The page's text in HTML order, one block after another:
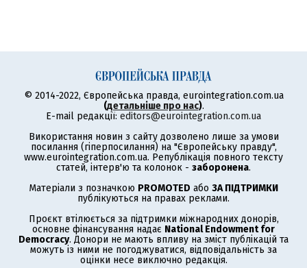
© 2014-2022, Європейська правда, eurointegration.com.ua
(детальніше про нас).
E-mail редакції: editors@eurointegration.com.ua
Використання новин з сайту дозволено лише за умови
посилання (гіперпосилання) на "Європейську правду",
www.eurointegration.com.ua. Републікація повного тексту
статей, інтерв'ю та колонок - заборонена.
Матеріали з позначкою PROMOTED або ЗА ПІДТРИМКИ
публікуються на правах реклами.
Проєкт втілюється за підтримки міжнародних донорів,
основне фінансування надає National Endowment for
Democracy. Донори не мають впливу на зміст публікацій та
можуть із ними не погоджуватися, відповідальність за
оцінки несе виключно редакція.